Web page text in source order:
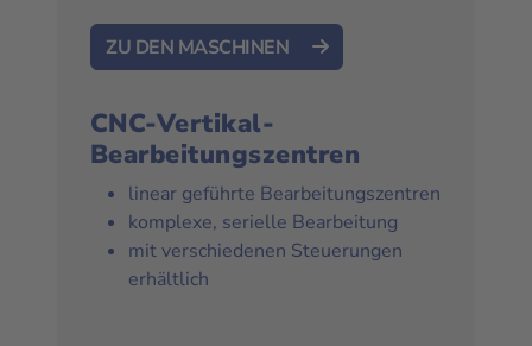
ZU DEN MASCHINEN
CNC-Vertikal-
Bearbeitungszentren
linear geführte Bearbeitungszentren
komplexe, serielle Bearbeitung
mit verschiedenen Steuerungen
erhältlich